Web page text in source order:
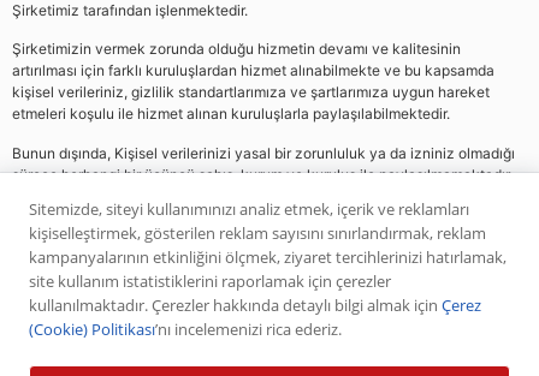
Şirketimiz tarafından işlenmektedir.
Şirketimizin vermek zorunda olduğu hizmetin devamı ve kalitesinin
artırılması için farklı kuruluşlardan hizmet alınabilmekte ve bu kapsamda
kişisel verileriniz, gizlilik standartlarımıza ve şartlarımıza uygun hareket
etmeleri koşulu ile hizmet alınan kuruluşlarla paylaşılabilmektedir.
Bunun dışında, Kişisel verilerinizi yasal bir zorunluluk ya da izniniz olmadığı
sürece herhangi bir üçüncü şahıs, kurum ve kuruluş ile paylaşılmamaktadır.
Web sitemizde yer alan analiz, yorum ve tavsiyeler yatırım danışmanlığı
kapsamında değildir. Bu tavsiyeler genel nitelikte olup, özel olarak sizin mali
durumunuz ile risk ve getiri tercihlerinize uygun olarak hazırlanmamıştır. Bu
nedenle, sadece burada yer alan bilgilere dayanılarak yatırım kararı verilmesi
beklentilerinize uygun sonuçlar doğurmayabilir. Yapılan tüm yorumlar
Sitemizde, siteyi kullanımınızı analiz etmek, içerik ve reklamları
kişiselleştirmek, gösterilen reklam sayısını sınırlandırmak, reklam
kampanyalarının etkinliğini ölçmek, ziyaret tercihlerinizi hatırlamak,
site kullanım istatistiklerini raporlamak için çerezler
kullanılmaktadır. Çerezler hakkında detaylı bilgi almak için Çerez
(Cookie) Politikası’nı incelemenizi rica ederiz.